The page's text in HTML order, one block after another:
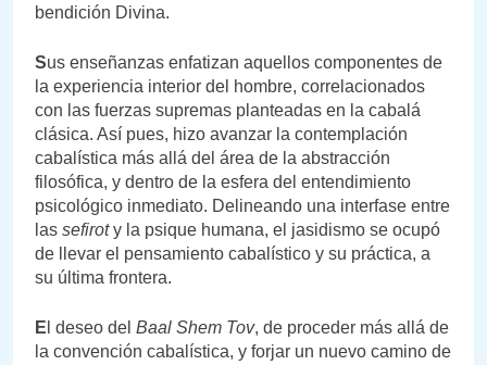
bendición Divina.
Sus enseñanzas enfatizan aquellos componentes de
la experiencia interior del hombre, correlacionados
con las fuerzas supremas planteadas en la cabalá
clásica. Así pues, hizo avanzar la contemplación
cabalística más allá del área de la abstracción
filosófica, y dentro de la esfera del entendimiento
psicológico inmediato. Delineando una interfase entre
las sefiroty la psique humana, el jasidismo se ocupó
de llevar el pensamiento cabalístico y su práctica, a
su última frontera.
E l deseo del Baal Shem Tov, de proceder más allá de
la convención cabalística, y forjar un nuevo camino de